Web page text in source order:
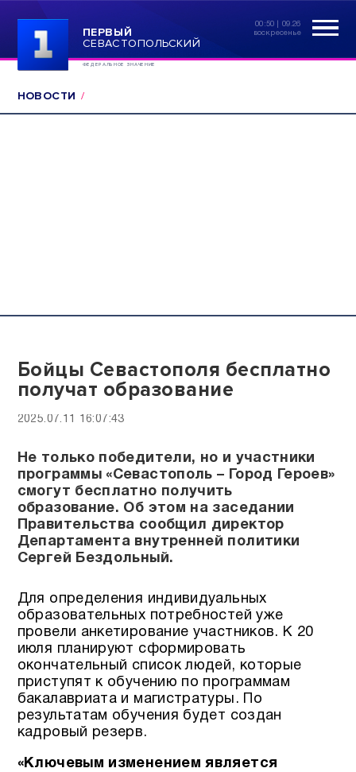
ПЕРВЫЙ
СЕВАСТОПОЛЬСКИЙ
ФЕДЕРАЛЬНОЕ ЗНАЧЕНИЕ
00:50 | 09.26
воскресенье
НОВОСТИ
Бойцы Севастополя бесплатно
получат образование
2025.07.11 16:07:43
Не только победители, но и участники
программы «Севастополь – Город Героев»
смогут бесплатно получить
образование. Об этом на заседании
Правительства сообщил директор
Департамента внутренней политики
Сергей Бездольный.
Для определения индивидуальных
образовательных потребностей уже
провели анкетирование участников. К 20
июля планируют сформировать
окончательный список людей, которые
приступят к обучению по программам
бакалавриата и магистратуры. По
результатам обучения будет создан
кадровый резерв.
«Ключевым изменением является